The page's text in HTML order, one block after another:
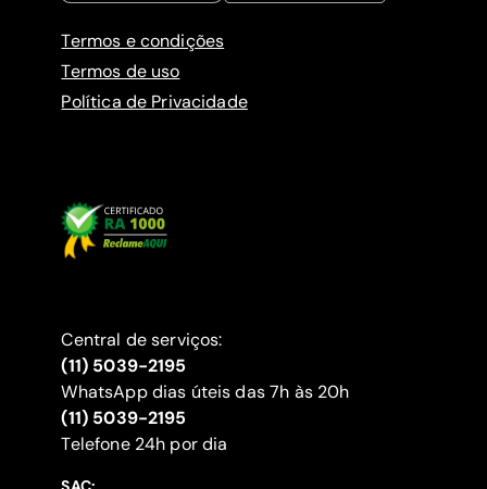
Termos e condições
Termos de uso
Política de Privacidade
Central de serviços:
(11) 5039-2195
WhatsApp dias úteis das 7h às 20h
(11) 5039-2195
‍Telefone 24h por dia